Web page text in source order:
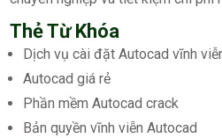
Thẻ Từ Khóa
Dịch vụ cài đặt Autocad vĩnh
Autocad giá rẻ
Phần mềm Autocad crack
Bản quyền vĩnh viễn Autocad